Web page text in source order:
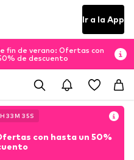
Ir a la App
fin de verano: Ofertas con
de descuento
H 33M 34S
con hasta un 50%